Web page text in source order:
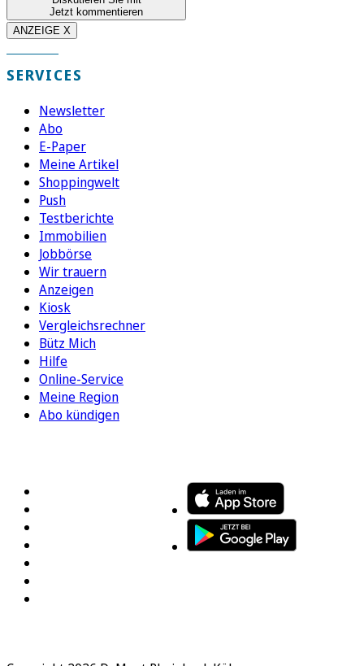
Jetzt kommentieren
ANZEIGE X
SERVICES
Newsletter
Abo
E-Paper
Meine Artikel
Shoppingwelt
Push
Testberichte
Immobilien
Jobbörse
Wir trauern
Anzeigen
Kiosk
Vergleichsrechner
Bütz Mich
Hilfe
Online-Service
Meine Region
Abo kündigen